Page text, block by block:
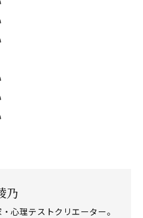
乃
心理テストクリエーター。